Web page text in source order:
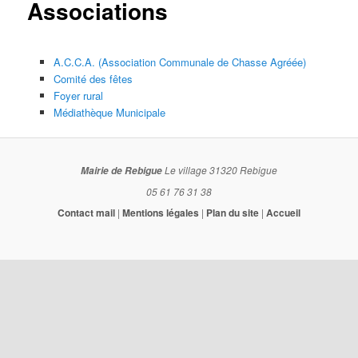
Associations
A.C.C.A. (Association Communale de Chasse Agréée)
Comité des fêtes
Foyer rural
Médiathèque Municipale
Mairie de RebigueLe village31320 Rebigue
05 61 76 31 38
Contact mail | Mentions légales | Plan du site | Accueil